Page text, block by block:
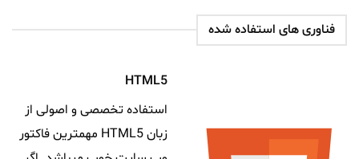
فناوری های استفاده شده
HTML5
استفاده تخصصی و اصولی از
زبان HTML5 مهمترین فاکتور